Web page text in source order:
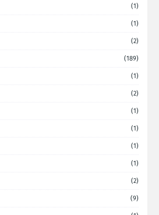
(1)
(1)
(2)
(189)
(1)
(2)
(1)
(1)
(1)
(1)
(2)
(9)